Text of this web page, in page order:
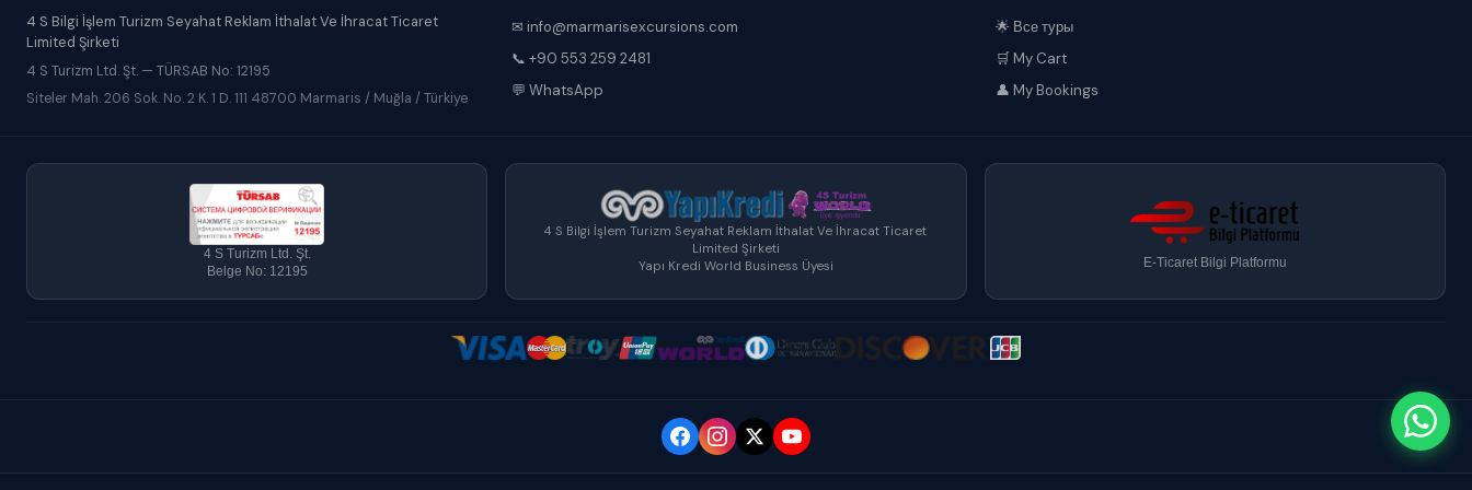
4 S Bilgi İşlem Turizm Seyahat Reklam İthalat Ve İhracat Ticaret
Limited Şirketi
4 S Turizm Ltd. Şt. — TÜRSAB No: 12195
Siteler Mah. 206 Sok. No. 2 K. 1 D. 111 48700 Marmaris / Muğla / Türkiye
✉ info@marmarisexcursions.com
📞 +90 553 259 2481
💬 WhatsApp
🌟 Все туры
🛒 My Cart
👤 My Bookings
4 S Turizm Ltd. Şt.
Belge No: 12195
4 S Bilgi İşlem Turizm Seyahat Reklam İthalat Ve İhracat Ticaret
Limited Şirketi
Yapı Kredi World Business Üyesi
E-Ticaret Bilgi Platformu